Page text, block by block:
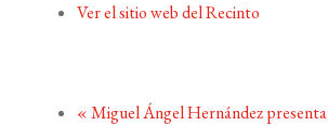
Ver el sitio web del Recinto
«Miguel Ángel Hernández presenta